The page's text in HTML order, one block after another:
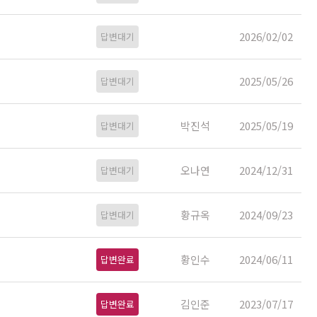
답변대기 2026/02/02
답변대기 2025/05/26
답변대기 박진석 2025/05/19
답변대기 오나연 2024/12/31
답변대기 황규옥 2024/09/23
답변완료 황인수 2024/06/11
답변완료 김인준 2023/07/17